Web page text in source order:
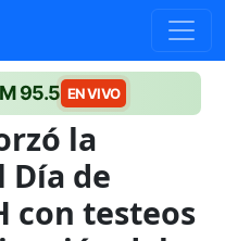
95.5 EN VIVO
la
Día de
con testeos